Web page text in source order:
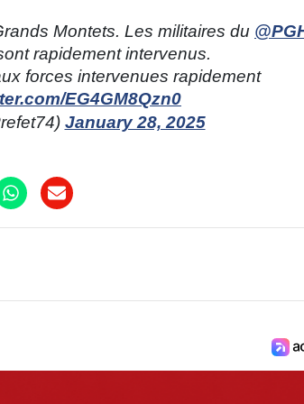
Montets. Les militaires du
rapidement intervenus.
forces intervenues rapidement
EG4GM8Qzn0
January 28, 2025